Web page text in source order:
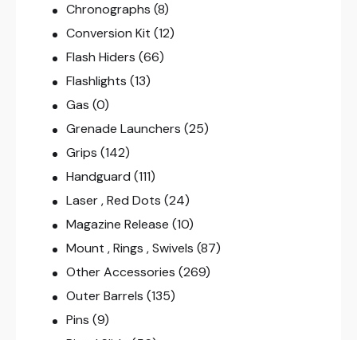
Chronographs (8)
Conversion Kit (12)
Flash Hiders (66)
Flashlights (13)
Gas (0)
Grenade Launchers (25)
Grips (142)
Handguard (111)
Laser , Red Dots (24)
Magazine Release (10)
Mount , Rings , Swivels (87)
Other Accessories (269)
Outer Barrels (135)
Pins (9)